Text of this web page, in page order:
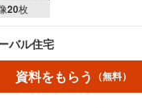
20枚
バル住宅
資料をもらう （無料）